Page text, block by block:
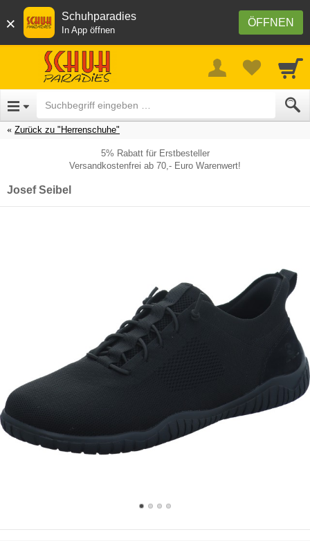
× ÖFFNEN
Schuhparadies
In App öffnen
Zurück zu "Herrenschuhe"
5% Rabatt für Erstbesteller
Versandkostenfrei ab 70,- Euro Warenwert!
Josef Seibel